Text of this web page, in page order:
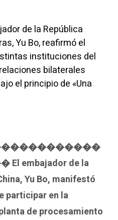
de la República
Yu Bo, reafirmó el
instituciones del
bilaterales
el principio de «Una
de la
Yu Bo, manifestó
participar en la
de procesamiento